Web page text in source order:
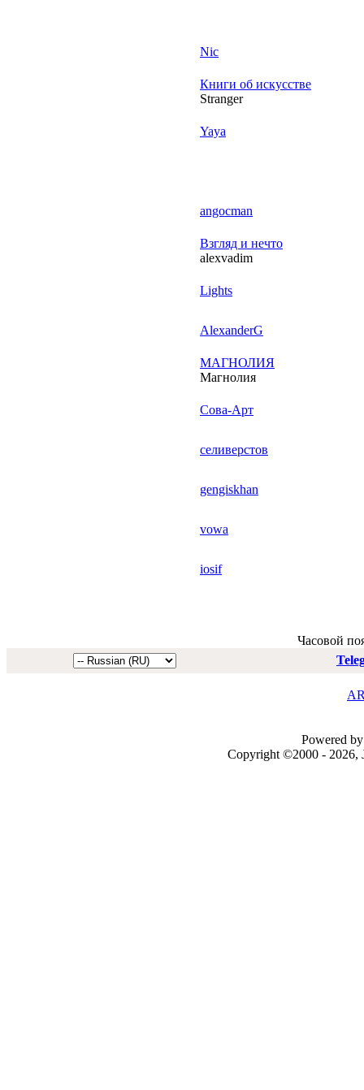
Nic
Книги об искусстве
Stranger
Yaya
angocman
Взгляд и нечто
alexvadim
Lights
AlexanderG
МАГНОЛИЯ
Магнолия
Сова-Арт
селиверстов
gengiskhan
vowa
iosif
Часовой
Powered
Copyright ©2000 - 2026,